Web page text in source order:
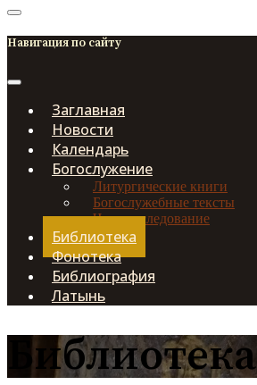
Навигация по сайту
Заглавная
Новости
Календарь
Богослужение
Литургические книги
Богослужебные тексты
Чинопоследование
Библиотека
Фонотека
Библиография
Латынь
Библиотека